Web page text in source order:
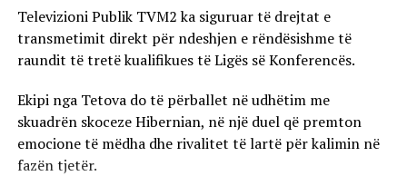
Televizioni Publik TVM2 ka siguruar të drejtat e
transmetimit direkt për ndeshjen e rëndësishme të
raundit të tretë kualifikues të Ligës së Konferencës.
Ekipi nga Tetova do të përballet në udhëtim me
skuadrën skoceze Hibernian, në një duel që premton
emocione të mëdha dhe rivalitet të lartë për kalimin në
fazën tjetër.